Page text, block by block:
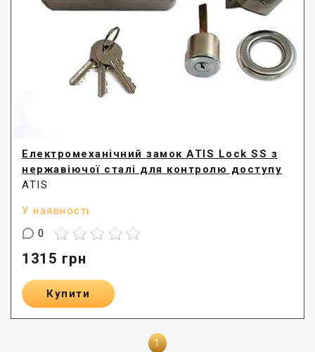
Електромеханічний замок ATIS Lock SS з
нержавіючої сталі для контролю доступу
ATIS
У наявності
0
1315 грн
Купити
1